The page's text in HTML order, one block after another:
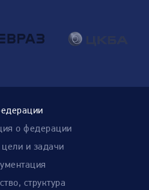
о федерации
и задачи
структура